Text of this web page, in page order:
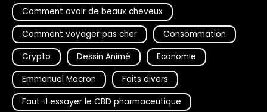
Comment avoir de beaux cheveux
Comment voyager pas cher
Consommation
Crypto
Dessin Animé
Economie
Emmanuel Macron
Faits divers
Faut-il essayer le CBD pharmaceutique